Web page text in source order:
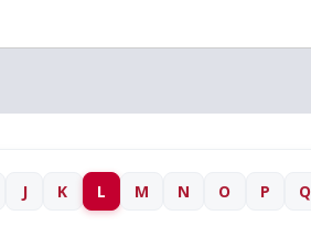
J K L M N O P Q